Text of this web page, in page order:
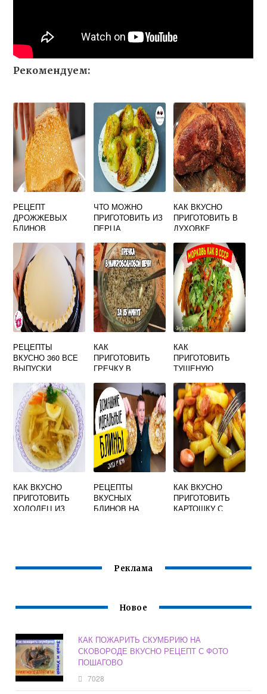
Рекомендуем:
РЕЦЕПТ
ДРОЖЖЕВЫХ
БЛИНОВ
МОЛОКЕ С
ДЫРОЧКАМИ
ЧТО МОЖНО
ПРИГОТОВИТЬ ИЗ
ПЕРЦА
УЖИН БЫСТРО И
ВКУСНО
СКОВОРОДЕ
КАК ВКУСНО
ПРИГОТОВИТЬ В
ДУХОВКЕ
РЕЦЕПТЫ
ВКУСНО 360 ВСЕ
ВЫПУСКИ
КАК
ПРИГОТОВИТЬ
ГРЕЧКУ В
НА ВОДЕ БЫСТРО
И ВКУСНО
КАК
ПРИГОТОВИТЬ
ТУШЕНУЮ
ВКУСНО
КАК ВКУСНО
ПРИГОТОВИТЬ
ХОЛОДЕЦ ИЗ
РЕЦЕПТЫ
ВКУСНЫХ
БЛИНОВ НА
КАК ВКУСНО
ПРИГОТОВИТЬ
КАРТОШКУ С
Реклама
Новое
КАК ПОЖАРИТЬ СКУМБРИЮ НА
СКОВОРОДЕ ВКУСНО РЕЦЕПТ С ФОТО
ПОШАГОВО
7028